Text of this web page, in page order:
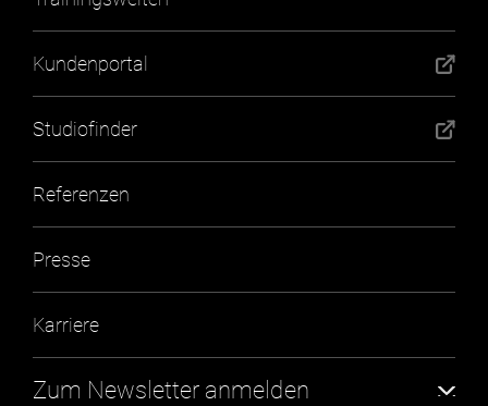
Kundenportal
Studiofinder
Referenzen
Presse
Karriere
Zum Newsletter anmelden